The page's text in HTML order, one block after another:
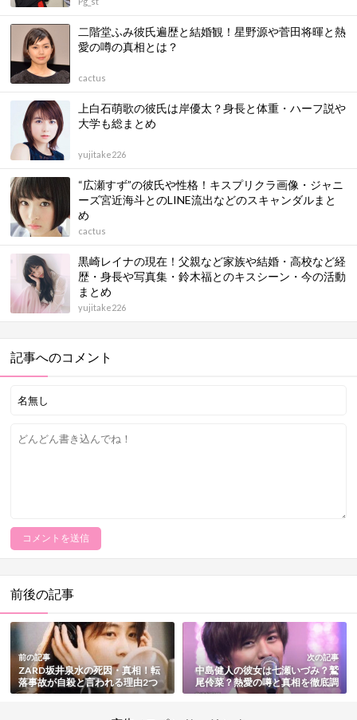
二階堂ふみ彼氏遍歴と結婚観！星野源や菅田将暉と熱
愛の噂の真相とは？
cactus
上白石萌歌の彼氏は岸優太？身長と体重・ハーフ説や
大学も総まとめ
yujitake226
“広瀬すず”の彼氏や性格！キスプリクラ画像・ジャニ
ーズ宮近海斗とのLINE流出などのスキャンダルまと
め
cactus
黒崎レイナの現在！父親など家族や結婚・高校など経
歴・身長や写真集・鈴木福とのキスシーン・今の活動
まとめ
yujitake226
記事へのコメント
前後の記事
前の記事
ZARD坂井泉水の死因・真相！転
落事故が自殺と言われる理由2つ
も公開
次の記事
中島健人の彼女は七瀬いづみ？鷲
尾伶菜？熱愛の噂と真相を徹底調
査